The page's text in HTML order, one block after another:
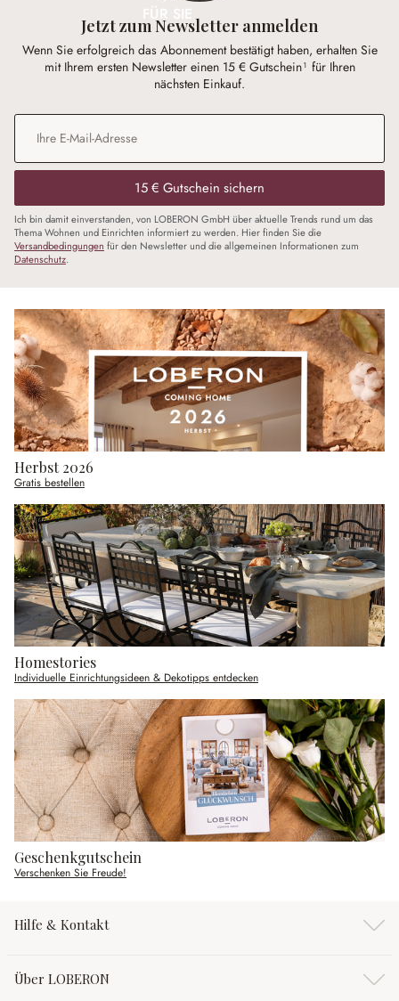
Jetzt zum Newsletter anmelden
Wenn Sie erfolgreich das Abonnement bestätigt haben, erhalten Sie
mit Ihrem ersten Newsletter einen 15 € Gutschein¹ für Ihren
nächsten Einkauf.
E-Mail-Adresse
15 € Gutschein sichern
Ich bin damit einverstanden, von LOBERON GmbH über aktuelle Trends rund um das
Thema Wohnen und Einrichten informiert zu werden. Hier finden Sie die
Versandbedingungen für den Newsletter und die allgemeinen Informationen zum
Datenschutz.
Herbst 2026
Gratis bestellen
Homestories
Individuelle Einrichtungsideen & Dekotipps entdecken
Geschenkgutschein
Verschenken Sie Freude!
Hilfe & Kontakt
Über LOBERON